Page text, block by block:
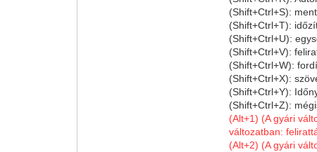
(Shift+Ctrl+S):
(Shift+Ctrl+T):
(Shift+Ctrl+U):
(Shift+Ctrl+V):
(Shift+Ctrl+W):
(Shift+Ctrl+X):
(Shift+Ctrl+Y):
(Shift+Ctrl+Z):
(Alt+1) (A gyári
változatban:
(Alt+2) (A gyári